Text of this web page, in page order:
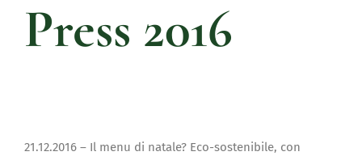
Press 2016
21.12.2016 – Il menu di natale? Eco-sostenibile, con